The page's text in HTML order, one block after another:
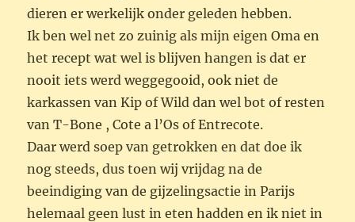
dieren er werkelijk onder geleden hebben.
Ik ben wel net zo zuinig als mijn eigen Oma en
het recept wat wel is blijven hangen is dat er
nooit iets werd weggegooid, ook niet de
karkassen van Kip of Wild dan wel bot of resten
van T-Bone , Cote a l’Os of Entrecote.
Daar werd soep van getrokken en dat doe ik
nog steeds, dus toen wij vrijdag na de
beeindiging van de gijzelingsactie in Parijs
helemaal geen lust in eten hadden en ik niet in